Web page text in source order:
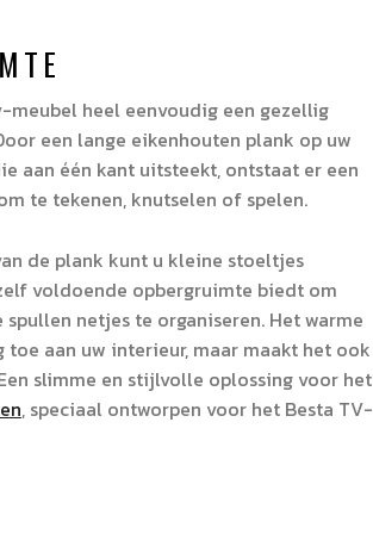
meubel heel eenvoudig een gezellig
een lange eikenhouten plank op uw
aan één kant uitsteekt, ontstaat er een
te tekenen, knutselen of spelen.
de plank kunt u kleine stoeltjes
voldoende opbergruimte biedt om
netjes te organiseren. Het warme
aan uw interieur, maar maakt het ook
slimme en stijlvolle oplossing voor het
, speciaal ontworpen voor het Besta TV-